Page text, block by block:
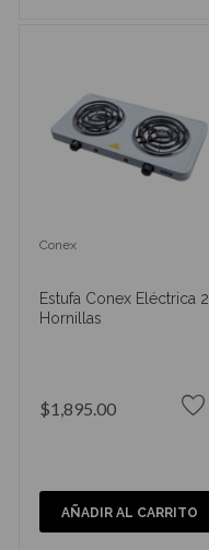
Conex
Estufa Conex Eléctrica 2
Hornillas
$1,895.00
AÑADIR AL CARRITO